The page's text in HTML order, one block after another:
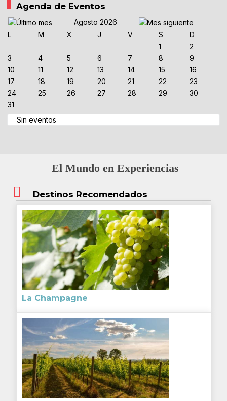
Agenda de Eventos
Agosto 2026
L
M X J V S
D
1
2
3
4 5 6 7 8
9
10
11 12 13 14 15
16
17
18 19 20 21 22
23
24
25 26 27 28 29
30
31
Sin eventos
El Mundo en Experiencias
Destinos Recomendados
La Champagne